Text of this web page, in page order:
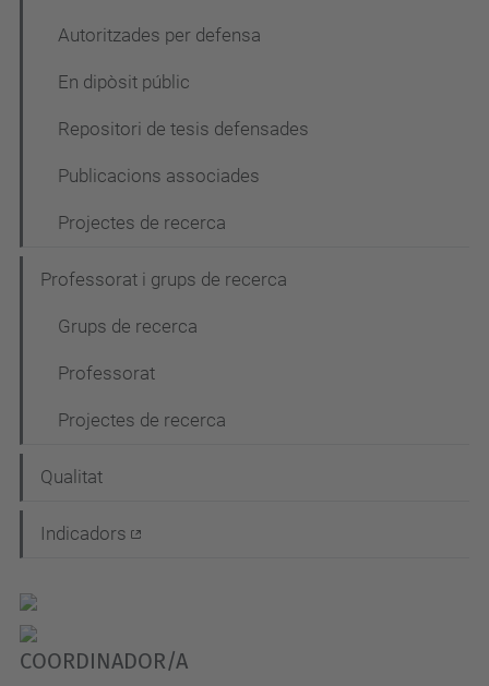
Autoritzades per defensa
En dipòsit públic
Repositori de tesis defensades
Publicacions associades
Projectes de recerca
Professorat i grups de recerca
Grups de recerca
Professorat
Projectes de recerca
Qualitat
Indicadors
COORDINADOR/A